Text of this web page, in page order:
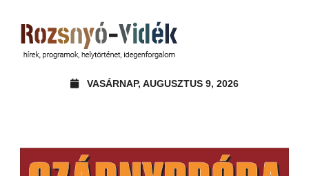
VASÁRNAP, AUGUSZTUS 9, 2026